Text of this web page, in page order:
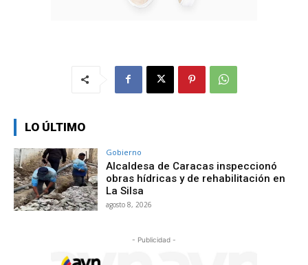
LO ÚLTIMO
Gobierno
Alcaldesa de Caracas inspeccionó
obras hídricas y de rehabilitación en
La Silsa
agosto 8, 2026
- Publicidad -